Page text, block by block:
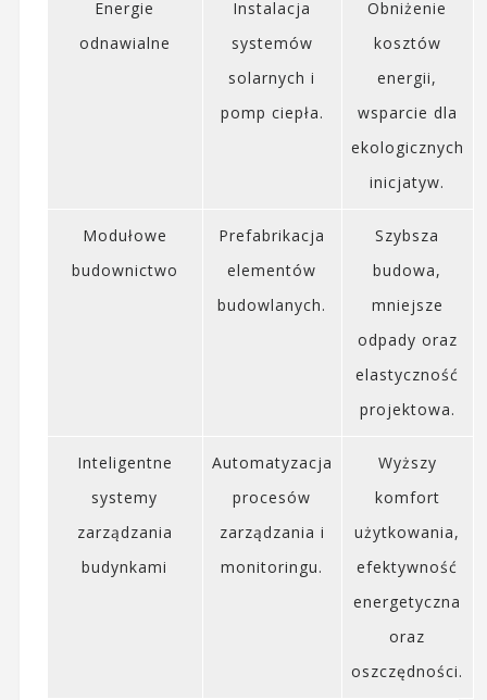
Energie
odnawialne
Instalacja
systemów
solarnych i
pomp ciepła.
Obniżenie
kosztów
energii,
wsparcie dla
ekologicznych
inicjatyw.
Modułowe
budownictwo
Prefabrikacja
elementów
budowlanych.
Szybsza
budowa,
mniejsze
odpady oraz
elastyczność
projektowa.
Inteligentne
systemy
zarządzania
budynkami
Automatyzacja
procesów
zarządzania i
monitoringu.
Wyższy
komfort
użytkowania,
efektywność
energetyczna
oraz
oszczędności.